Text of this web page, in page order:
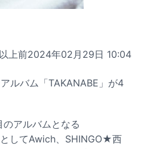
上前2024年02月29日 10:04
ルバム「TAKANABE」が4
アルバムとなる
としてAwich、SHINGO★西